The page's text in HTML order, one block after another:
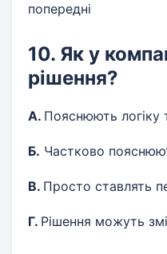
попередні
10. Як у
рішення?
А. Пояснюють логіку
Б. Частково
В. Просто ставлять
Г. Рішення можуть